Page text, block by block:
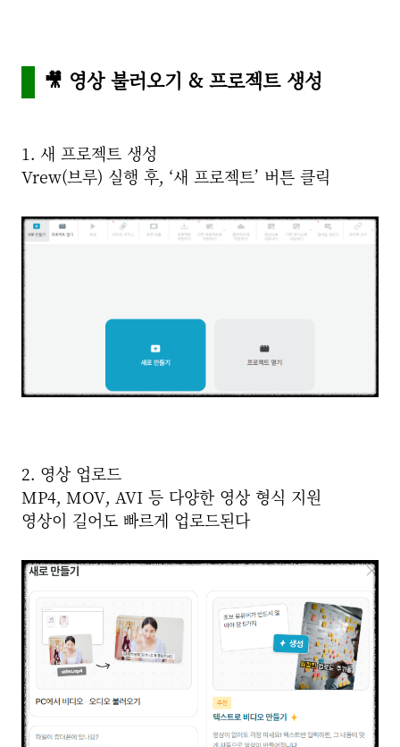
🎥 영상 불러오기 & 프로젝트 생성
1. 새 프로젝트 생성
Vrew(브루) 실행 후, ‘새 프로젝트’ 버튼 클릭
2. 영상 업로드
MP4, MOV, AVI 등 다양한 영상 형식 지원
영상이 길어도 빠르게 업로드된다